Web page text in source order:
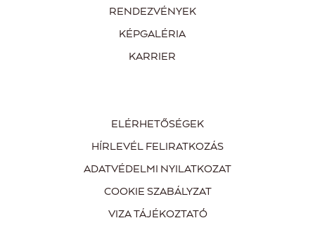
RENDEZVÉNYEK
KÉPGALÉRIA
KARRIER
ELÉRHETŐSÉGEK
HÍRLEVÉL FELIRATKOZÁS
ADATVÉDELMI NYILATKOZAT
COOKIE SZABÁLYZAT
VIZA TÁJÉKOZTATÓ